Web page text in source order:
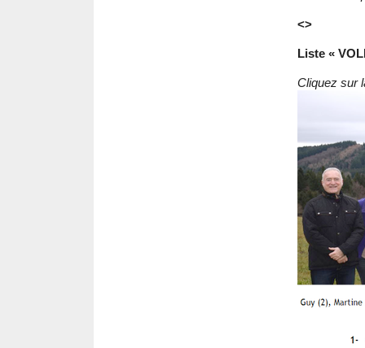
<>
Liste «
Cliquez sur